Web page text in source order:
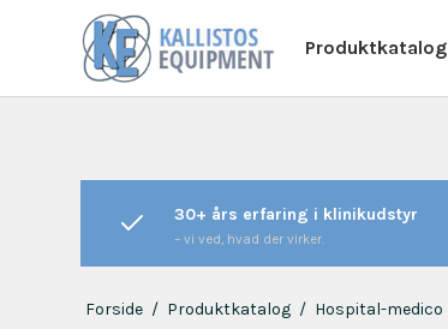
Produktkatalog
30+ års erfaring i klinikudstyr
– vi ved, hvad der virker.
Forside / Produktkatalog / Hospital-medico